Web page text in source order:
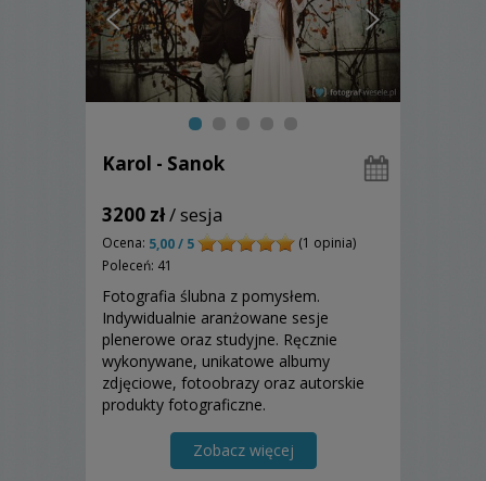
Karol - Sanok
3200 zł/ sesja
Ocena: 5,00 / 5
(1 opinia)
Poleceń: 41
Fotografia ślubna z pomysłem.
Indywidualnie aranżowane sesje
plenerowe oraz studyjne. Ręcznie
wykonywane, unikatowe albumy
zdjęciowe, fotoobrazy oraz autorskie
produkty fotograficzne.
Zobacz więcej